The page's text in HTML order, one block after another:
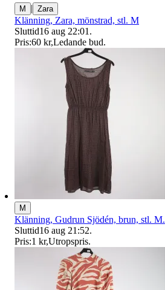
M | Zara
Klänning, Zara, mönstrad, stl. M
Sluttid16 aug 22:01 .
Pris:60 kr,Ledande bud.
M
Klänning, Gudrun Sjödén, brun, stl. M.
Sluttid16 aug 21:52.
Pris:1 kr,Utropspris.